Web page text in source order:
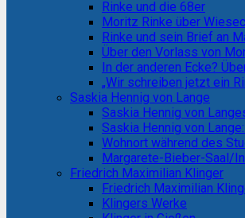
Rinke und die 68er
Moritz Rinke über
Rinke und sein Brief an
Über den Vorlass von
In der anderen Ecke?
„Wir schreiben jetzt ein
Saskia Hennig von Lange
Saskia Hennig von
Saskia Hennig von
Wohnort während des
Margarete-Bieber-Saal/
Friedrich Maximilian Klinger
Friedrich Maximilian
Klingers Werke